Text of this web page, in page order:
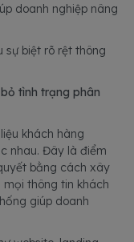
doanh nghiệp nâng
sự biệt rõ rệt thông
tình trạng phân
khách hàng
nhau. Đây là điểm
bằng cách xây
thông tin khách
giúp doanh